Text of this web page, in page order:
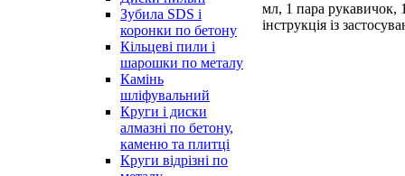
Зубила SDS і
коронки по бетону
Кільцеві пили і
шарошки по металу
Камінь
шліфувальний
Круги і диски
алмазні по бетону,
каменю та плитці
Круги відрізні по
мл, 1 пара рукавичок,
інструкція із